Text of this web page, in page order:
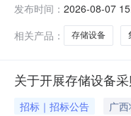
开招标代理机
司统一社会信
发布时间： 2026-08-07
相关产品：
存储设备
关于开展存储设备
招标｜招标公告 广